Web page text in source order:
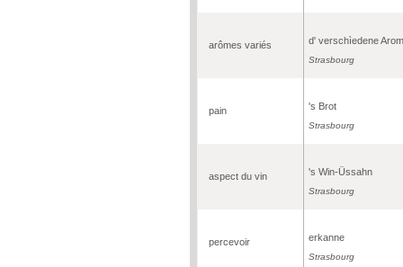
arômes variés d' verschìedene
Strasbourg
pain 's Brot
Strasbourg
aspect du vin 's Win-Üssahn
Strasbourg
percevoir erkanne
Strasbourg